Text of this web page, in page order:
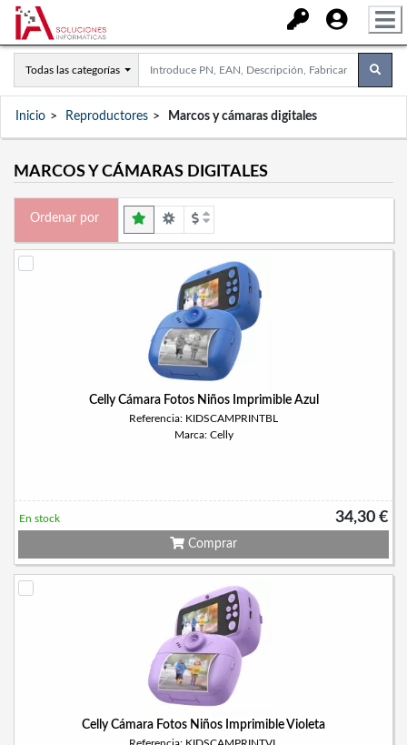
Todas las categorías
Inicio Reproductores Marcos y cámaras digitales
MARCOS Y CÁMARAS DIGITALES
Ordenar por
Celly Cámara Fotos Niños Imprimible Azul
Referencia: KIDSCAMPRINTBL
Marca: Celly
34,30 €
En stock
Comprar
Celly Cámara Fotos Niños Imprimible Violeta